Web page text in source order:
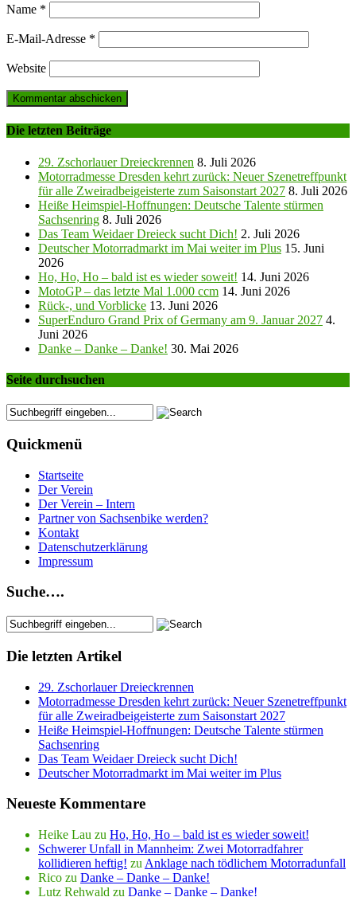
Name *
E-Mail-Adresse *
Website
Die letzten Beiträge
29. Zschorlauer Dreieckrennen 8. Juli 2026
Motorradmesse Dresden kehrt zurück: Neuer Szenetreffpunkt
für alle Zweiradbeigeisterte zum Saisonstart 2027 8. Juli 2026
Heiße Heimspiel-Hoffnungen: Deutsche Talente stürmen
Sachsenring 8. Juli 2026
Das Team Weidaer Dreieck sucht Dich! 2. Juli 2026
Deutscher Motorradmarkt im Mai weiter im Plus 15. Juni
2026
Ho, Ho, Ho – bald ist es wieder soweit! 14. Juni 2026
MotoGP – das letzte Mal 1.000 ccm 14. Juni 2026
Rück-, und Vorblicke 13. Juni 2026
SuperEnduro Grand Prix of Germany am 9. Januar 2027 4.
Juni 2026
Danke – Danke – Danke! 30. Mai 2026
Seite durchsuchen
Quickmenü
Startseite
Der Verein
Der Verein – Intern
Partner von Sachsenbike werden?
Kontakt
Datenschutzerklärung
Impressum
Suche….
Die letzten Artikel
29. Zschorlauer Dreieckrennen
Motorradmesse Dresden kehrt zurück: Neuer Szenetreffpunkt
für alle Zweiradbeigeisterte zum Saisonstart 2027
Heiße Heimspiel-Hoffnungen: Deutsche Talente stürmen
Sachsenring
Das Team Weidaer Dreieck sucht Dich!
Deutscher Motorradmarkt im Mai weiter im Plus
Neueste Kommentare
Heike Lau zu Ho, Ho, Ho – bald ist es wieder soweit!
Schwerer Unfall in Mannheim: Zwei Motorradfahrer
kollidieren heftig! zu Anklage nach tödlichem Motorradunfall
Rico zu Danke – Danke – Danke!
Lutz Rehwald zu Danke – Danke – Danke!